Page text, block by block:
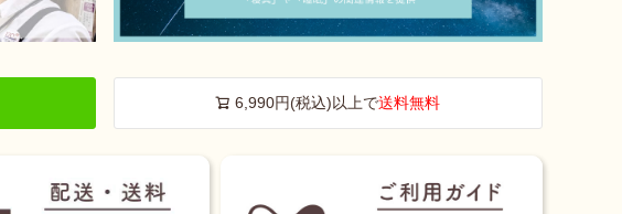
6,990円(税込)以上で送料無料